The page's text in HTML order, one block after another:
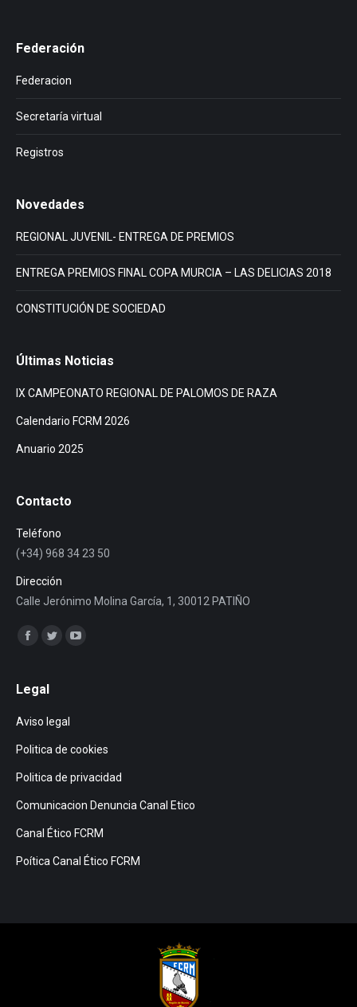
Federación
Federacion
Secretaría virtual
Registros
Novedades
REGIONAL JUVENIL- ENTREGA DE PREMIOS
ENTREGA PREMIOS FINAL COPA MURCIA – LAS DELICIAS 2018
CONSTITUCIÓN DE SOCIEDAD
Últimas Noticias
IX CAMPEONATO REGIONAL DE PALOMOS DE RAZA
Calendario FCRM 2026
Anuario 2025
Contacto
Teléfono
(+34) 968 34 23 50
Dirección
Calle Jerónimo Molina García, 1, 30012 PATIÑO
Encuéntranos en:
Facebook
opens
new
window
Twitter
new
windowwindow
Legal
Aviso legal
Politica de cookies
Politica de privacidad
Comunicacion Denuncia Canal Etico
Canal Ético FCRM
Poítica Canal Ético FCRM